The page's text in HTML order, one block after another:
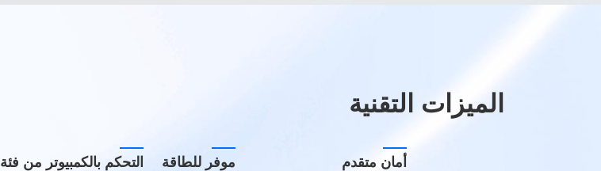
الميزات التقنية
التحكم بالكمبيوتر من فئة
موفر للطاقة أمان متقدم